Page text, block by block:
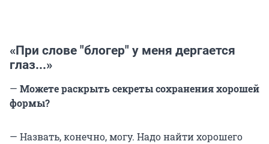
«При слове "блогер" у меня дергается
глаз...»
— Можете раскрыть секреты сохранения хорошей
формы?
— Назвать, конечно, могу. Надо найти хорошего